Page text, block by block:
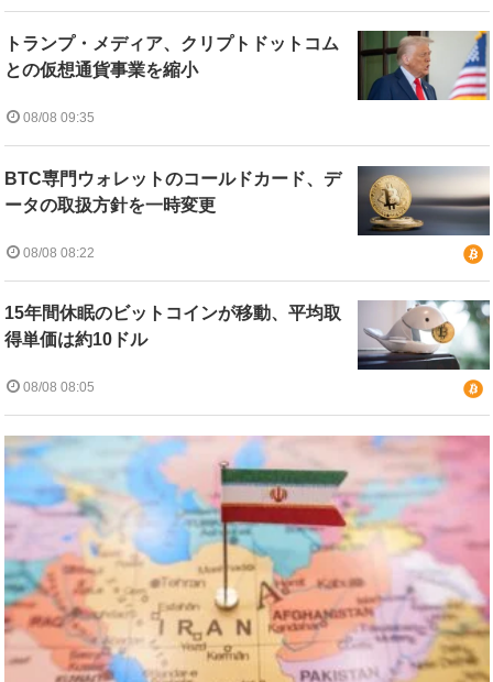
トランプ・メディア、クリプトドットコム
との仮想通貨事業を縮小
08/08 09:35
BTC専門ウォレットのコールドカード、デ
ータの取扱方針を一時変更
08/08 08:22
15年間休眠のビットコインが移動、平均取
得単価は約10ドル
08/08 08:05